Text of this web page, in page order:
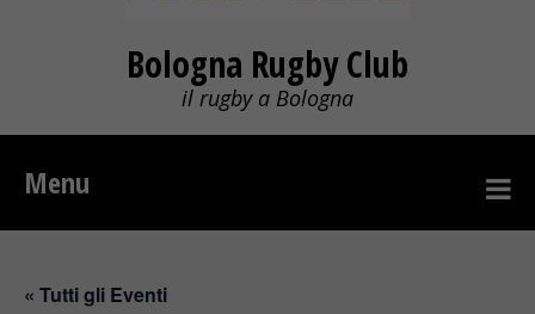
Bologna Rugby Club
il rugby a Bologna
Menu
« Tutti gli Eventi